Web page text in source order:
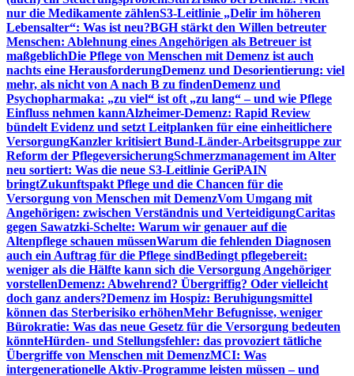
nur die Medikamente zählenS3-Leitlinie „Delir im höheren
Lebensalter“: Was ist neu?BGH stärkt den Willen betreuter
Menschen: Ablehnung eines Angehörigen als Betreuer ist
maßgeblichDie Pflege von Menschen mit Demenz ist auch
nachts eine HerausforderungDemenz und Desorientierung: viel
mehr, als nicht von A nach B zu findenDemenz und
Psychopharmaka: „zu viel“ ist oft „zu lang“ – und wie Pflege
Einfluss nehmen kannAlzheimer-Demenz: Rapid Review
bündelt Evidenz und setzt Leitplanken für eine einheitlichere
VersorgungKanzler kritisiert Bund-Länder-Arbeitsgruppe zur
Reform der PflegeversicherungSchmerzmanagement im Alter
neu sortiert: Was die neue S3-Leitlinie GeriPAIN
bringtZukunftspakt Pflege und die Chancen für die
Versorgung von Menschen mit DemenzVom Umgang mit
Angehörigen: zwischen Verständnis und VerteidigungCaritas
gegen Sawatzki-Schelte: Warum wir genauer auf die
Altenpflege schauen müssenWarum die fehlenden Diagnosen
auch ein Auftrag für die Pflege sindBedingt pflegebereit:
weniger als die Hälfte kann sich die Versorgung Angehöriger
vorstellenDemenz: Abwehrend? Übergriffig? Oder vielleicht
doch ganz anders?Demenz im Hospiz: Beruhigungsmittel
können das Sterberisiko erhöhenMehr Befugnisse, weniger
Bürokratie: Was das neue Gesetz für die Versorgung bedeuten
könnteHürden- und Stellungsfehler: das provoziert tätliche
Übergriffe von Menschen mit DemenzMCI: Was
intergenerationelle Aktiv-Programme leisten müssen – und